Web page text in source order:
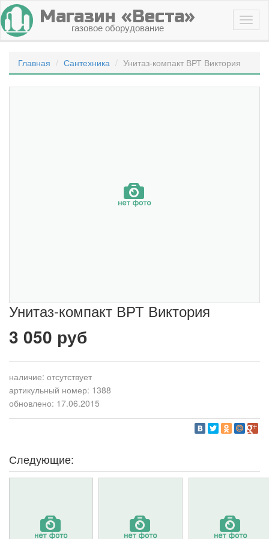
Магазин «Веста»
газовое оборудование
Главная Сантехника Унитаз-компакт ВРТ Виктория
Унитаз-компакт ВРТ Виктория
3 050 руб
наличие: отсутствует
артикульный номер: 1388
обновлено: 17.06.2015
Следующие: